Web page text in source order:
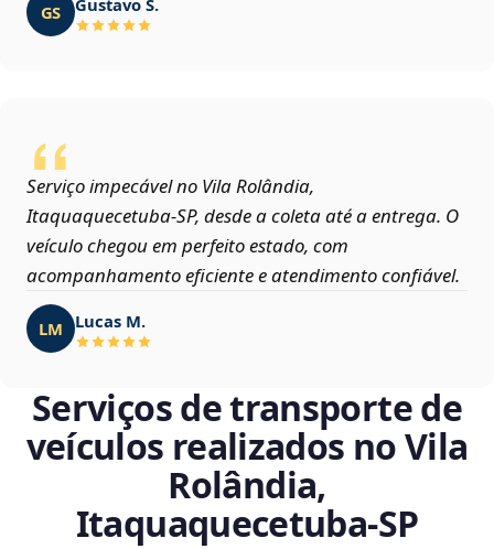
GS
Serviço impecável no Vila Rolândia,
Itaquaquecetuba‑SP, desde a coleta até a entrega. O
veículo chegou em perfeito estado, com
acompanhamento eficiente e atendimento confiável.
LM Lucas M.
Serviços de transporte de
veículos realizados no Vila
Rolândia,
Itaquaquecetuba‑SP